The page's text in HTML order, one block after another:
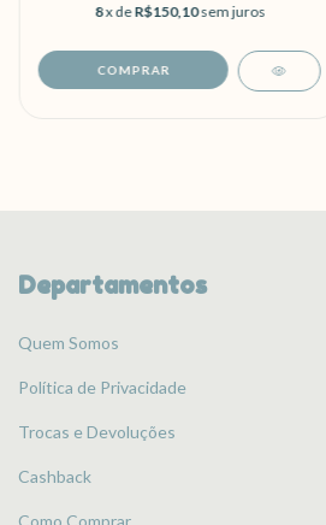
8x deR$150,10sem juros
Departamentos
Quem Somos
Política de Privacidade
Trocas e Devoluções
Cashback
Como Comprar